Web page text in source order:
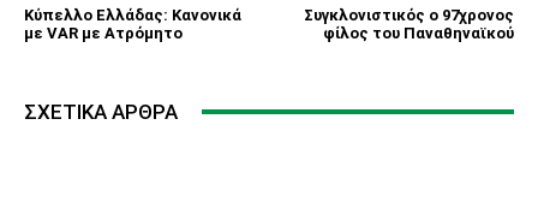
Κύπελλο Ελλάδας: Κανονικά
με VAR με Ατρόμητο
Συγκλονιστικός ο 97χρονος
φίλος του Παναθηναϊκού
ΣΧΕΤΙΚΆ ΆΡΘΡΑ